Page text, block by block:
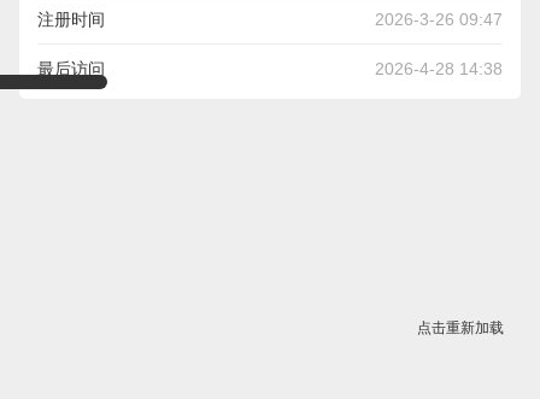
注册时间 2026-3-26 09:47
最后访问 2026-4-28 14:38
点击重新加载